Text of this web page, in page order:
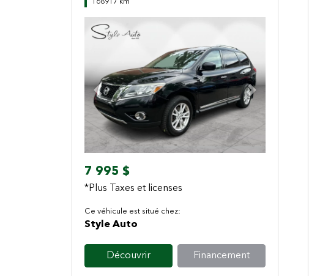
168917 km
Previous Next
7 995 $
*Plus Taxes et licenses
Ce véhicule est situé chez:
Style Auto
Découvrir Financement